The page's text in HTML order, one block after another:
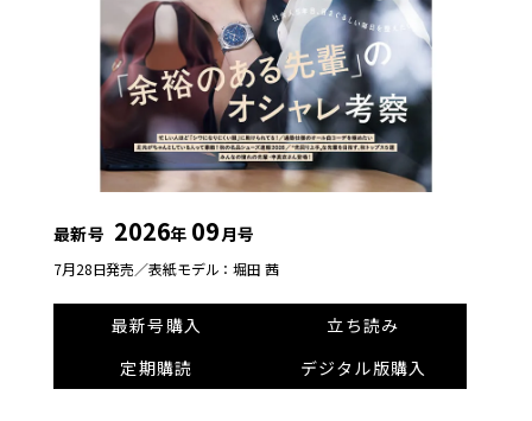
最新号 2026年 09月号
7月28日発売／表紙モデル：堀田 茜
最新号購入
立ち読み
定期購読
デジタル版購入